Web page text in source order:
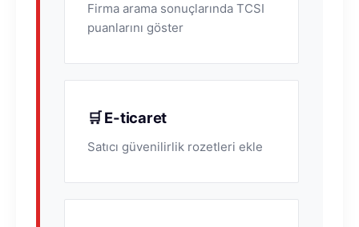
Firma arama sonuçlarında TCSI
puanlarını göster
🛒 E-ticaret
Satıcı güvenilirlik rozetleri ekle